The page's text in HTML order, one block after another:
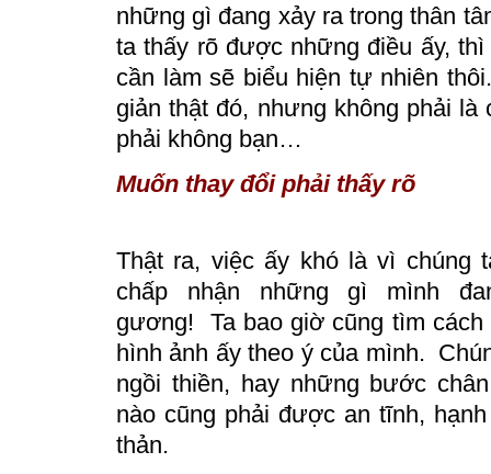
những gì đang xảy ra trong thân
ta thấy rõ được những điều ấy,
cần làm sẽ biểu hiện tự nhiên thôi.
giản thật đó, nhưng không phải là
phải không bạn…
Muốn thay đổi phải thấy rõ
Thật ra, việc ấy khó là vì chúng
chấp nhận những gì mình
gương! Ta bao giờ cũng tìm
hình ảnh ấytheo ý của mình.
ngồi thiền, hay những bước
nào cũng phải được an tĩnh,
thản.